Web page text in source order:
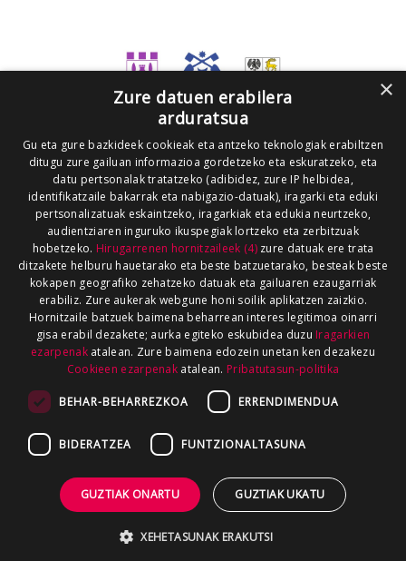
×
Zure datuen erabilera
arduratsua
Gu eta gure bazkideek cookieak eta antzeko teknologiak erabiltzen
ditugu zure gailuan informazioa gordetzeko eta eskuratzeko, eta
datu pertsonalak tratatzeko (adibidez, zure IP helbidea,
identifikatzaile bakarrak eta nabigazio-datuak), iragarki eta eduki
pertsonalizatuak eskaintzeko, iragarkiak eta edukia neurtzeko,
audientziaren inguruko ikuspegiak lortzeko eta zerbitzuak
hobetzeko. Hirugarrenen hornitzaileek (4)zure datuak ere trata
ditzakete helburu hauetarako eta beste batzuetarako, besteak beste
kokapen geografiko zehatzeko datuak eta gailuaren ezaugarriak
erabiliz. Zure aukerak webgune honi soilik aplikatzen zaizkio.
Hornitzaile batzuek baimena beharrean interes legitimoa oinarri
gisa erabil dezakete; aurka egiteko eskubidea duzu Iragarkien
ezarpenakatalean. Zure baimena edozein unetan ken dezakezu
Cookieen ezarpenak atalean. Pribatutasun-politika
BEHAR-BEHARREZKOA ERRENDIMENDUA
BIDERATZEA FUNTZIONALTASUNA
GUZTIAK ONARTU GUZTIAK UKATU
XEHETASUNAK ERAKUTSI